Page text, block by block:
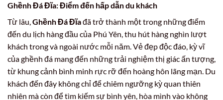
Ghềnh Đá Đĩa: Điểm đến hấp dẫn du khách
Từ lâu,Ghềnh Đá Đĩađã trở thành một trong những điểm
đến du lịch hàng đầu của Phú Yên, thu hút hàng nghìn lượt
khách trong và ngoài nước mỗi năm. Vẻ đẹp độc đáo, kỳ vĩ
của ghềnh đá mang đến những trải nghiệm thị giác ấn tượng,
từ khung cảnh bình minh rực rỡ đến hoàng hôn lãng mạn. Du
khách đến đây không chỉ để chiêm ngưỡng kỳ quan thiên
nhiên mà còn để tìm kiếm sự bình yên, hòa mình vào không